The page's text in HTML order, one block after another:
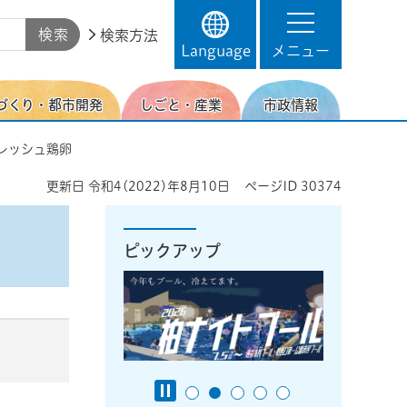
検索方法
Language
メニュー
くり・都市開発 しごと・産業 市政情報
シュ鶏卵
更新日 令和4(2022)年8月10日 ページID 30374
ピックアップ